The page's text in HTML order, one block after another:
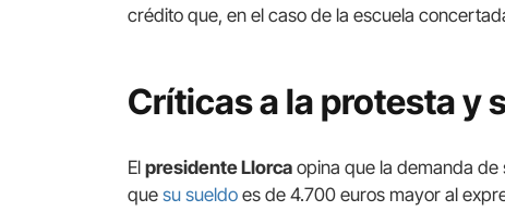
crédito que, en el caso de la escuela
Críticas a la protesta y
Elpresidente Llorca opina que la demanda
quesu sueldo es de 4.700 euros mayor al